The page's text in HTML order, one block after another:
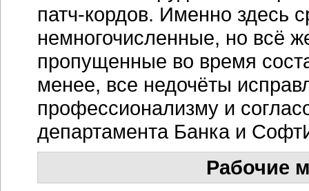
патч-кордов. Именно здесь
немногочисленные, но всё
пропущенные во время
менее, все недочёты
профессионализму и
департамента Банка и
Рабочие